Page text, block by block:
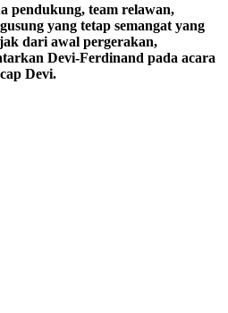
pendukung, team relawan,
yang tetap semangat yang
dari awal pergerakan,
Devi-Ferdinand pada acara
Devi.